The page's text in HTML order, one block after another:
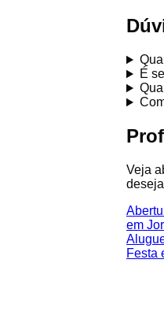
É
Veja
em
Festa